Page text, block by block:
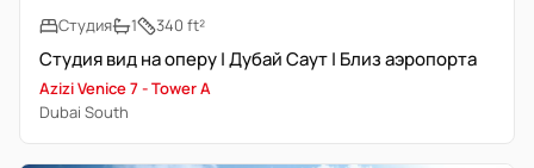
Студия
1 340 ft²
Студия вид на оперу | Дубай Саут | Близ аэропорта
Azizi Venice 7 - Tower A
Dubai South